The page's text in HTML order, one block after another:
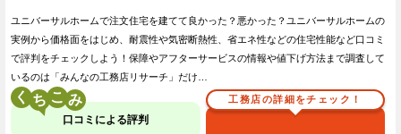
ユニバーサルホームで注文住宅を建てて良かった？悪かった？ユニバーサルホームの
実例から価格面をはじめ、耐震性や気密断熱性、省エネ性などの住宅性能など口コミ
で評判をチェックしよう！保障やアフターサービスの情報や値下げ方法まで調査して
いるのは「みんなの工務店リサーチ」だけ…
く こ
口コミによる評判
工務店の詳細をチェック！